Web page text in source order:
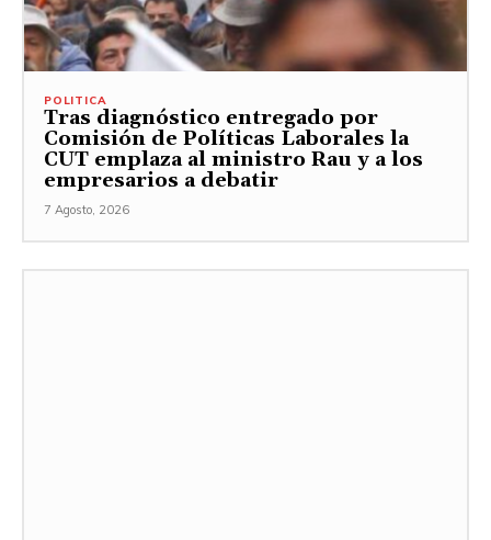
POLITICA
Tras diagnóstico entregado por
Comisión de Políticas Laborales la
CUT emplaza al ministro Rau y a los
empresarios a debatir
7 Agosto, 2026